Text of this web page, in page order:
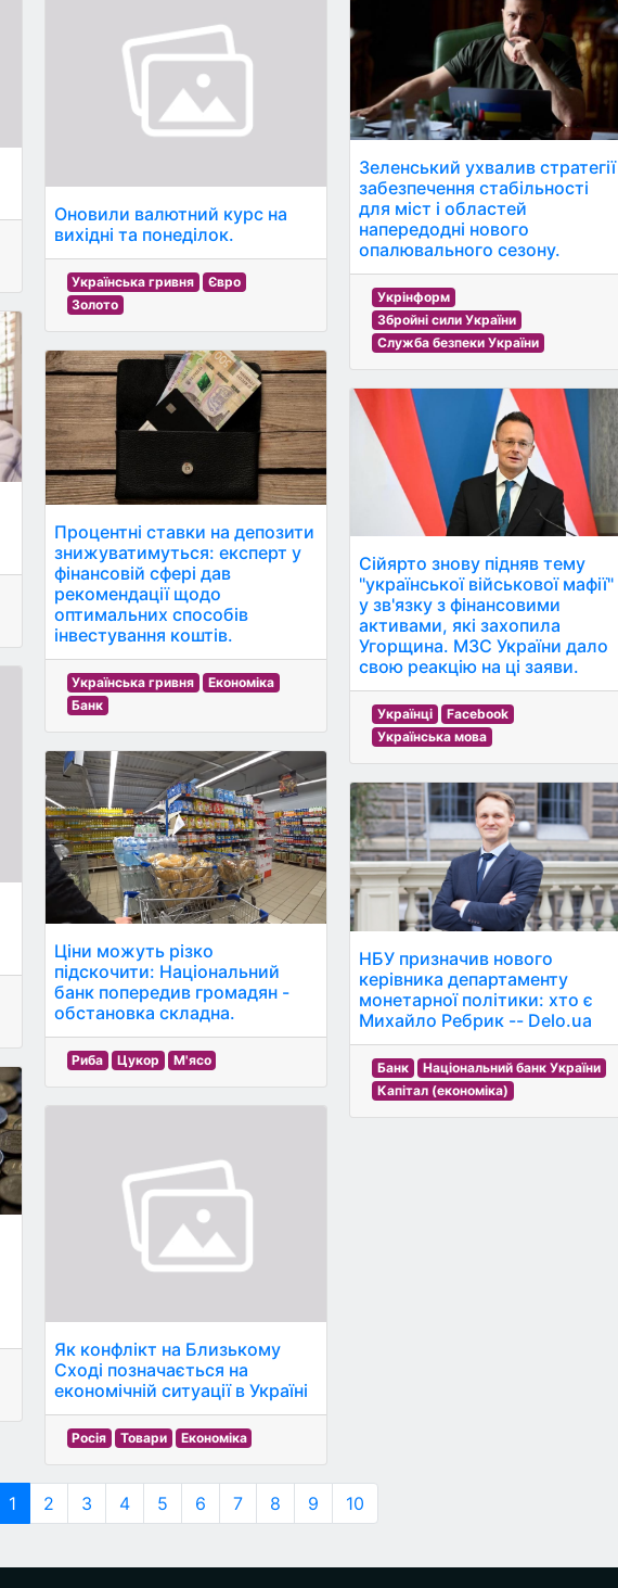
Оновили валютний курс на
вихідні та понеділок.
Українська гривня
Євро
Золото
Процентні ставки на депозити
знижуватимуться: експерт у
фінансовій сфері дав
рекомендації щодо
оптимальних способів
інвестування коштів.
Українська гривня
Економіка
Банк
Ціни можуть різко
підскочити: Національний
банк попередив громадян -
обстановка складна.
Риба Цукор М'ясо
Як конфлікт на Близькому
Сході позначається на
економічній ситуації в Україні
Росія Товари Економіка
Зеленський ухвалив стратегії
забезпечення стабільності
для міст і областей
напередодні нового
опалювального сезону.
Укрінформ
Збройні сили України
Служба безпеки України
Сійярто знову підняв тему
"української військової мафії"
у зв'язку з фінансовими
активами, які захопила
Угорщина. МЗС України дало
свою реакцію на ці заяви.
Українці
Facebook
Українська мова
НБУ призначив нового
керівника департаменту
монетарної політики: хто є
Михайло Ребрик -- Delo.ua
Банк
Національний банк України
Капітал (економіка)
1 2 3 4 5 6 7 8 9 10